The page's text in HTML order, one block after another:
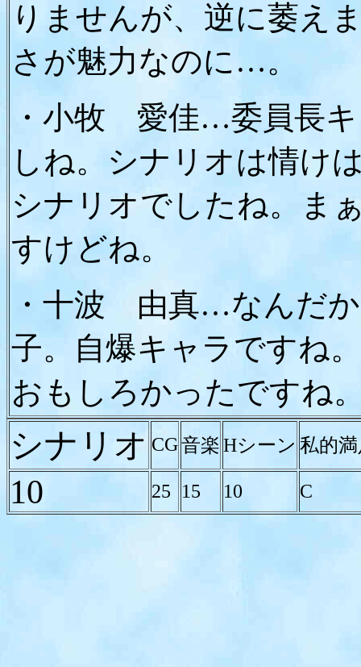
りませんが、逆に萎え
さが魅力なのに…。
・小牧 愛佳…委員長キ
しね。シナリオは情け
シナリオでしたね。ま
すけどね。
・十波 由真…なんだ
子。自爆キャラですね
おもしろかったですね
シナリオ CG音楽Hシーン 私的
10 25 15 10 C